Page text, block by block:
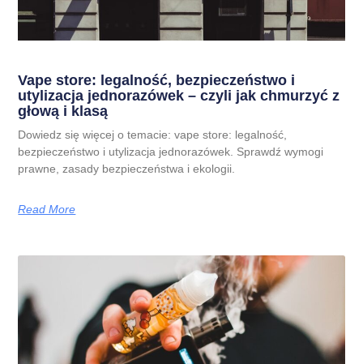
Vape store: legalność, bezpieczeństwo i
utylizacja jednorazówek – czyli jak chmurzyć z
głową i klasą
Dowiedz się więcej o temacie: vape store: legalność,
bezpieczeństwo i utylizacja jednorazówek. Sprawdź wymogi
prawne, zasady bezpieczeństwa i ekologii.
Read More